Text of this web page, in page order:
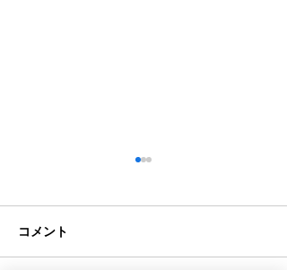
クラブチーム
コメント